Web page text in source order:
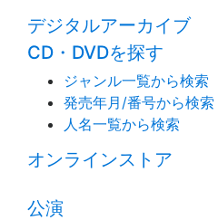
デジタルアーカイブ
CD・DVDを探す
ジャンル一覧から検索
発売年月/番号から検索
人名一覧から検索
オンラインストア
公演